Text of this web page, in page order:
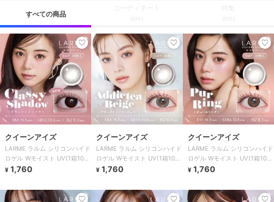
すべての商品
(0件) (0件)
クイーンアイズ
LARME ラルム シリコンハイド
ロゲル Wモイスト UV(1箱10
枚)
¥ 1,760
クイーンアイズ
LARME ラルム シリコンハイド
ロゲル Wモイスト UV(1箱10
枚)
¥ 1,760
クイーンアイズ
LARME ラルム シリコンハイド
ロゲル Wモイスト UV(1箱10
枚)
¥ 1,760